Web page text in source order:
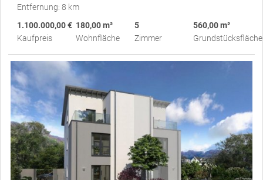
Entfernung: 8 km
1.100.000,00 €
Kaufpreis
180,00 m²
Wohnfläche
5
Zimmer
560,00 m²
Grundstücksfläche